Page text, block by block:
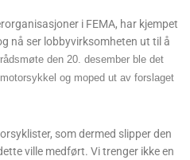
i FEMA, har kjempet
nå ser lobbyvirksomheten ut til å
den 20. desember ble det
og moped ut av forslaget
som dermed slipper den
ville medført. Vi trenger ikke en